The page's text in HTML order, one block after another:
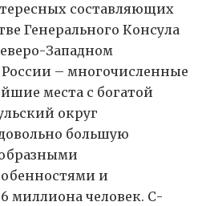
составляющих
Генерального Консула
Западном
– многочисленные
места с богатой
округ
большую
и
миллиона человек. С-